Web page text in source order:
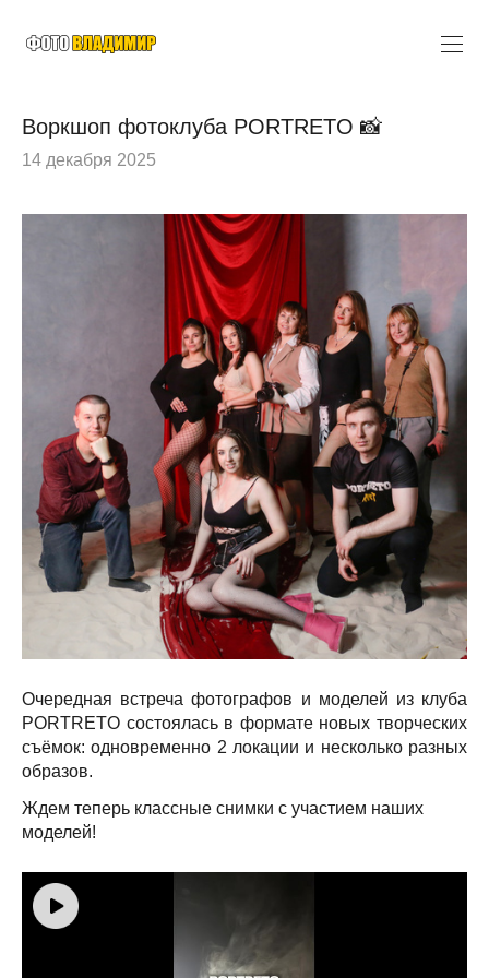
Воркшоп фотоклуба PORTRETO 📸
14 декабря 2025
Очередная встреча фотографов и моделей из клуба
PORTRETO состоялась в формате новых творческих
съёмок: одновременно 2 локации и несколько разных
образов.
Ждем теперь классные снимки с участием наших
моделей!